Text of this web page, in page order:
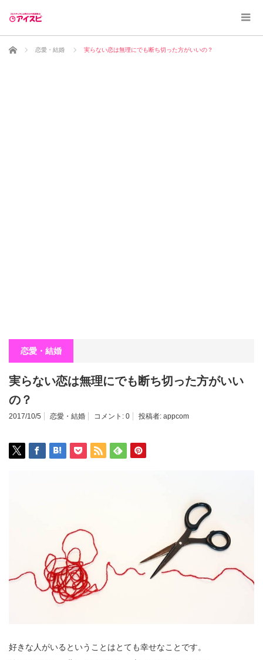
ホーム 恋愛・結婚 実らない恋は無理にでも断ち切った方がいいの？
恋愛・結婚
実らない恋は無理にでも断ち切った方がいい
の？
2017/10/5 恋愛・結婚 コメント: 0 投稿者: appcom
好きな人がいるということはとても幸せなことです。